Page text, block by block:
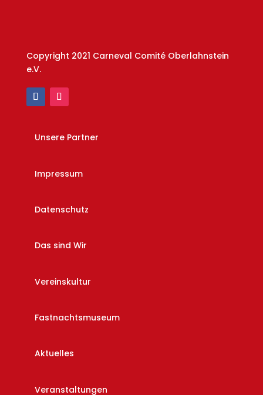
Copyright 2021 Carneval Comité Oberlahnstein
e.V.
Unsere Partner
Impressum
Datenschutz
Das sind Wir
Vereinskultur
Fastnachtsmuseum
Aktuelles
Veranstaltungen